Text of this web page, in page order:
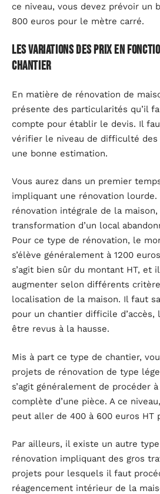
ce niveau, vous devez prévoir un
800 euros pour le mètre carré.
Les variations des prix en
chantier
En matière de rénovation de
présente des particularités qu’il
compte pour établir le devis. Il
vérifier le niveau de difficulté des
une bonne estimation.
Vous aurez dans un premier
impliquant une rénovation lourde.
rénovation intégrale de la
transformation d’un local
Pour ce type de rénovation, le
s’élève généralement à 1200
s’agit bien sûr du montant HT, et
augmenter selon différents
localisation de la maison. Il faut
pour un chantier difficile
être revus à la hausse.
Mis à part ce type de chantier,
projets de rénovation de type
s’agit généralement de procéder
complète d’une pièce. A ce
peut aller de 400 à 600 euros HT
Par ailleurs, il existe un autre
rénovation impliquant des gros
projets pour lesquels il faut
réagencement intérieur de la